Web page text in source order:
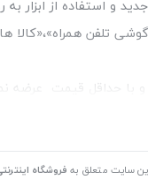
و استفاده از ابزار به
تلفن
با حداقل قیمت عرضه
سایت متعلق به فروشگاه